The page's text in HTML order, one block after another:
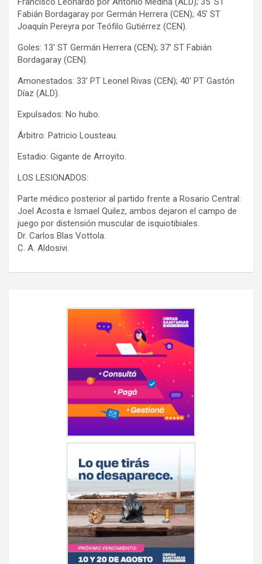
Fabián Bordagaray por Germán Herrera (CEN); 45′ ST
Joaquín Pereyra por Teófilo Gutiérrez (CEN).
Goles: 13′ ST Germán Herrera (CEN); 37′ ST Fabián
Bordagaray (CEN).
Amonestados: 33′ PT Leonel Rivas (CEN); 40′ PT Gastón
Díaz (ALD).
Expulsados: No hubo.
Árbitro: Patricio Lousteau.
Estadio: Gigante de Arroyito.
LOS LESIONADOS:
Parte médico posterior al partido frente a Rosario Central:
Joel Acosta e Ismael Quilez, ambos dejaron el campo de
juego por distensión muscular de isquiotibiales.
Dr. Carlos Blas Vottola.
C. A. Aldosivi.